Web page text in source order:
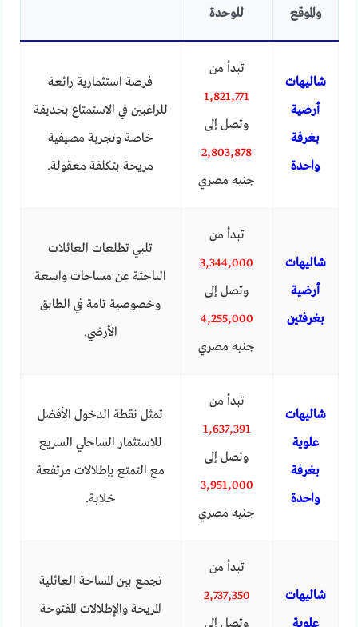
والموقع
للوحدة
شاليهات
أرضية
بغرفة
واحدة
تبدأ من
1,821,771
وتصل إلى
2,803,878
جنيه مصري
فرصة استثمارية رائعة
للراغبين في الاستمتاع بحديقة
خاصة وتجربة مصيفية
مريحة بتكلفة معقولة.
شاليهات
أرضية
بغرفتين
تبدأ من
3,344,000
وتصل إلى
4,255,000
جنيه مصري
تلبي تطلعات العائلات
الباحثة عن مساحات واسعة
وخصوصية تامة في الطابق
الأرضي.
شاليهات
علوية
بغرفة
واحدة
تبدأ من
1,637,391
وتصل إلى
3,951,000
جنيه مصري
تمثل نقطة الدخول الأفضل
للاستثمار الساحلي السريع
مع التمتع بإطلالات مرتفعة
خلابة.
شاليهات
علوية
تبدأ من
2,737,350
وتصل إلى
تجمع بين المساحة العائلية
المريحة والإطلالات المفتوحة